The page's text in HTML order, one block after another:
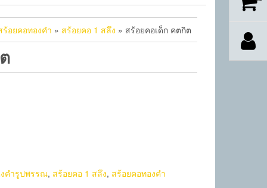
ร้อยคอทองคำ » สร้อยคอ 1 สลึง » สร้อยคอเด็ก คตกิต
คำรูปพรรณ, สร้อยคอ 1 สลึง, สร้อยคอทองคำ